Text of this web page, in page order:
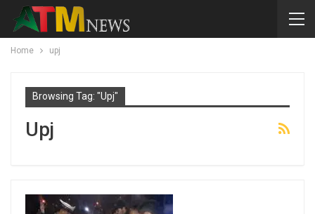
Home upj
Browsing Tag: "upj"
Upj